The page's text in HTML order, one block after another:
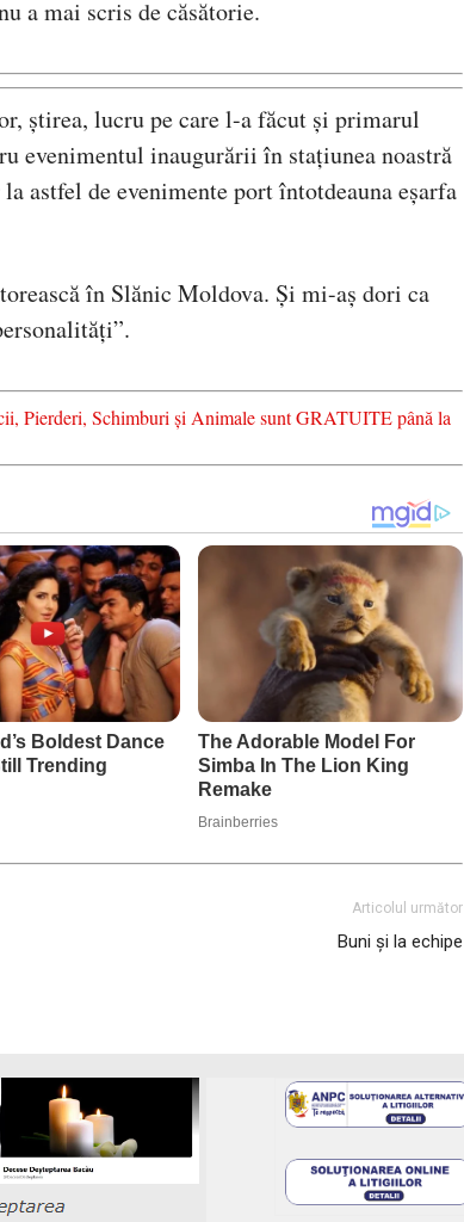
a mai scris de căsătorie.
știrea, lucru pe care l-a făcut și primarul
evenimentul inaugurării în stațiunea noastră
astfel de evenimente port întotdeauna eșarfa
în Slănic Moldova. Și mi-aș dori ca
Pierderi, Schimburi și Animale sunt GRATUITE până la
Articolul următor
Buni și la echipe